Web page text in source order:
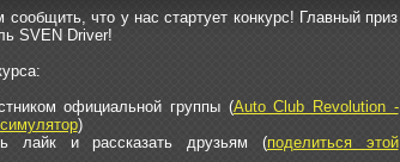
что у нас стартует конкурс! Главный приз
SVEN Driver!
официальной группы (Auto Club Revolution -
)
лайк и рассказать друзьям (поделиться этой